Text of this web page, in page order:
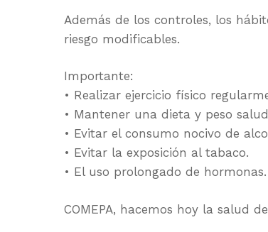
Además de los controles, los
riesgo modificables.
Importante:
• Realizar ejercicio físico
• Mantener una dieta y peso
• Evitar el consumo nocivo de
• Evitar la exposición al tabaco.
• El uso prolongado de hormonas.
COMEPA, hacemos hoy la salud